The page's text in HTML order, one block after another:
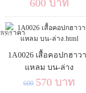
600 บาท
1A0026 เสื้อคอปกฮาว
แหลม บน-ล่าง
600 570 บาท
-5%